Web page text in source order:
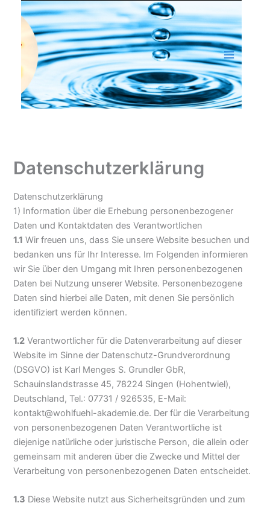
springen
Datenschutzerklärung
Datenschutzerklärung
1) Information über die Erhebung personenbezogener
Daten und Kontaktdaten des Verantwortlichen
1.1 Wir freuen uns, dass Sie unsere Website besuchen und
bedanken uns für Ihr Interesse. Im Folgenden informieren
wir Sie über den Umgang mit Ihren personenbezogenen
Daten bei Nutzung unserer Website. Personenbezogene
Daten sind hierbei alle Daten, mit denen Sie persönlich
identifiziert werden können.
1.2 Verantwortlicher für die Datenverarbeitung auf dieser
Website im Sinne der Datenschutz-Grundverordnung
(DSGVO) ist Karl Menges S. Grundler GbR,
Schauinslandstrasse 45, 78224 Singen (Hohentwiel),
Deutschland, Tel.: 07731 / 926535, E-Mail:
kontakt@wohlfuehl-akademie.de. Der für die Verarbeitung
von personenbezogenen Daten Verantwortliche ist
diejenige natürliche oder juristische Person, die allein oder
gemeinsam mit anderen über die Zwecke und Mittel der
Verarbeitung von personenbezogenen Daten entscheidet.
1.3 Diese Website nutzt aus Sicherheitsgründen und zum